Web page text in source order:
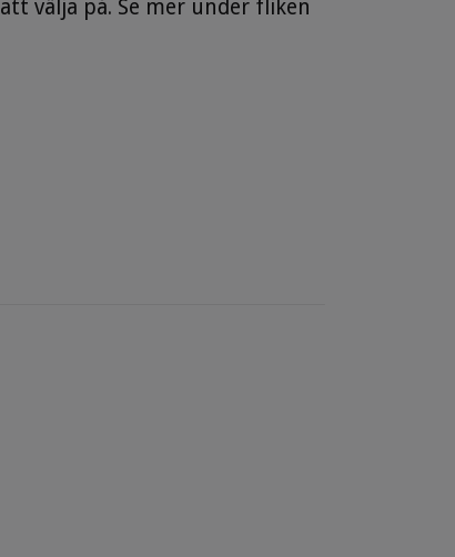
välja på. Se mer under fliken